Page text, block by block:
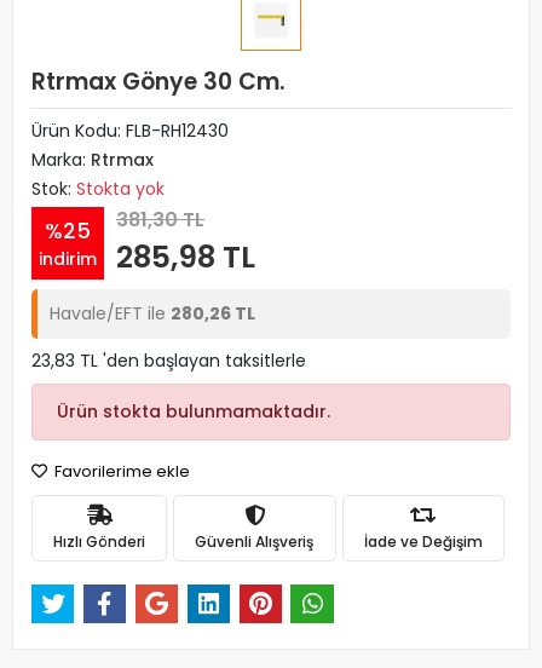
Rtrmax Gönye 30 Cm.
Ürün Kodu: FLB-RH12430
Marka: Rtrmax
Stok: Stokta yok
%25
indirim
381,30 TL
285,98 TL
Havale/EFT ile 280,26 TL
23,83 TL 'den başlayan taksitlerle
Ürün stokta bulunmamaktadır.
Favorilerime ekle
Hızlı Gönderi Güvenli Alışveriş İade ve Değişim